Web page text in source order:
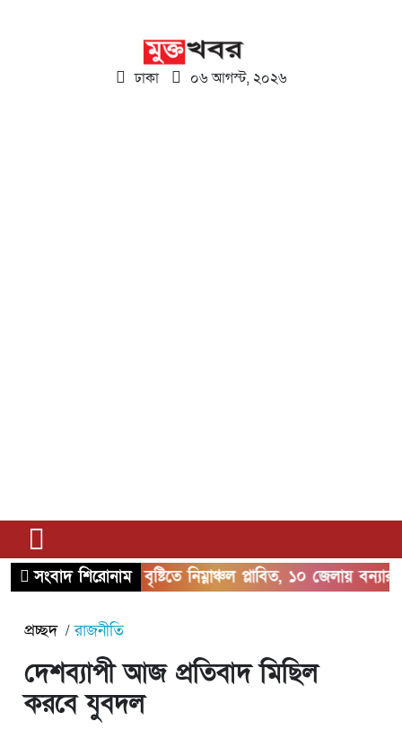
ঢাকা ০৬ আগস্ট, ২০২৬
সংবাদ শিরোনামভারি বৃষ্টিতে নিম্নাঞ্চল প্লাবিত, ১০ জেলায় বন্যার শঙ্কা
প্রচ্ছদ রাজনীতি
দেশব্যাপী আজ প্রতিবাদ মিছিল
করবে যুবদল